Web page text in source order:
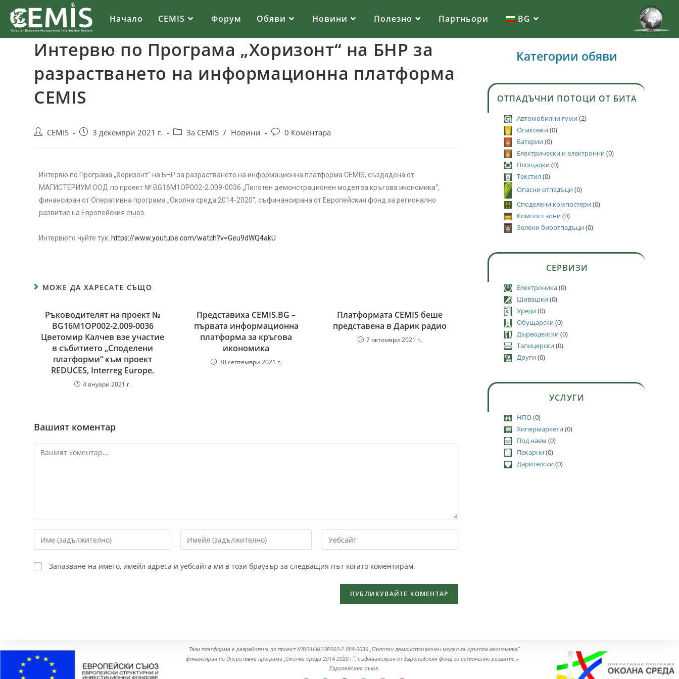
Начало CEMIS Форум Обяви Новини Полезно Партньори BG
Интервю по Програма „Хоризонт“ на БНР за
разрастването на информационна платформа
CEMIS
CEMIS 3 декември 2021 г. За CEMIS / Новини 0 Коментара
Интервю по Програма „Хоризонт“ на БНР за разрастването на информационна платформа CEMIS, създадена от
МАГИСТЕРИУМ ООД по проект № BG16M1OP002-2.009-0036 „Пилотен демонстрационен модел за кръгова икономика“,
финансиран от Оперативна програма „Околна среда 2014-2020“, съфинансирана от Европейския фонд за регионално
развитие на Европейския съюз.
Интервюто чуйте тук: https://www.youtube.com/watch?v=Geu9dWQ4akU
МОЖЕ ДА ХАРЕСАТЕ СЪЩО
Ръководителят на проект №
BG16M1OP002-2.‎009-0036
Цветомир Калчев взе участие
в събитието „Споделени
платформи“ към проект
REDUCES, Interreg Europe.
4 януари 2021 г.
Представиха CEMIS.BG –
първата информационна
платформа за кръгова
икономика
30 септември 2021 г.
Платформата CEMIS беше
представена в Дарик радио
7 октомври 2021 г.
Вашият коментар
Запазване на името, имейл адреса и уебсайта ми в този браузър за следващия път когато коментирам.
Категории обяви
ОТПАДЪЧНИ ПОТОЦИ ОТ БИТА
Автомобилни гуми(2)
Опаковки(0)
Батерии(0)
Електрически и електронни(0)
Площадки(0)
Текстил(0)
Опасни отпадъци(0)
Споделени компостери(0)
Компост зони(0)
Зелени биоотпадъци(0)
СЕРВИЗИ
Електроника(0)
Шивашки(0)
Уреди(0)
Обущарски(0)
Дърводелски(0)
Тапицерски(0)
Други(0)
УСЛУГИ
НПО(0)
Хипермаркети(0)
Под наем (0)
Пекарни(0)
Дарителски(0)
Тази платформа е разработена по проект №BG16M1OP002-2.‎009-0036 „Пилотен демонстрационен модел за кръгова икономика“
финансиран по Оперативна програма „Околна среда ‎‎2014-2020 г.“, съфинансиран от Европейския фонд за регионално развитие на
Европейския съюз.